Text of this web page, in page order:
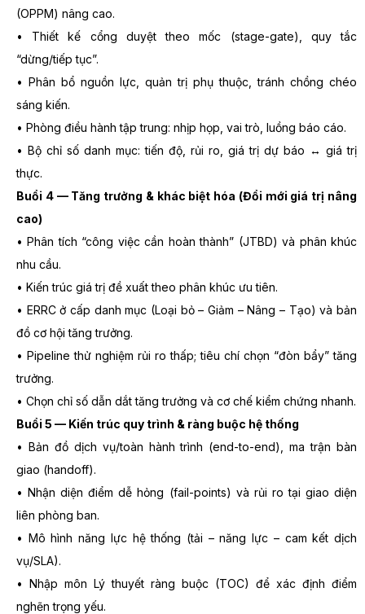
(OPPM) nâng cao.
• Thiết kế cổng duyệt theo mốc (stage-gate), quy tắc
“dừng/tiếp tục”.
• Phân bổ nguồn lực, quản trị phụ thuộc, tránh chồng chéo
sáng kiến.
• Phòng điều hành tập trung: nhịp họp, vai trò, luồng báo cáo.
• Bộ chỉ số danh mục: tiến độ, rủi ro, giá trị dự báo ↔ giá trị
thực.
Buổi 4 — Tăng trưởng & khác biệt hóa (Đổi mới giá trị nâng
cao)
• Phân tích “công việc cần hoàn thành” (JTBD) và phân khúc
nhu cầu.
• Kiến trúc giá trị đề xuất theo phân khúc ưu tiên.
• ERRC ở cấp danh mục (Loại bỏ – Giảm – Nâng – Tạo) và bản
đồ cơ hội tăng trưởng.
• Pipeline thử nghiệm rủi ro thấp; tiêu chí chọn “đòn bẩy” tăng
trưởng.
• Chọn chỉ số dẫn dắt tăng trưởng và cơ chế kiểm chứng nhanh.
Buổi 5 — Kiến trúc quy trình & ràng buộc hệ thống
• Bản đồ dịch vụ/toàn hành trình (end-to-end), ma trận bàn
giao (handoff).
• Nhận diện điểm dễ hỏng (fail-points) và rủi ro tại giao diện
liên phòng ban.
• Mô hình năng lực hệ thống (tải – năng lực – cam kết dịch
vụ/SLA).
• Nhập môn Lý thuyết ràng buộc (TOC) để xác định điểm
nghẽn trọng yếu.